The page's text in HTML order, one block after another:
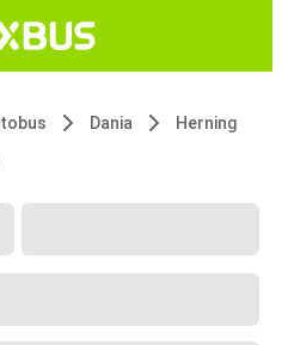
Dania Herning